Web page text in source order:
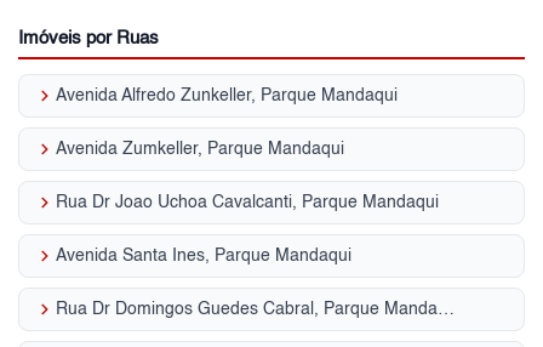
Imóveis por Ruas
keyboard_arrow_right Avenida Alfredo Zunkeller, Parque Mandaqui
keyboard_arrow_right Avenida Zumkeller, Parque Mandaqui
keyboard_arrow_right Rua Dr Joao Uchoa Cavalcanti, Parque Mandaqui
keyboard_arrow_right Avenida Santa Ines, Parque Mandaqui
keyboard_arrow_right Rua Dr Domingos Guedes Cabral, Parque Mandaqui